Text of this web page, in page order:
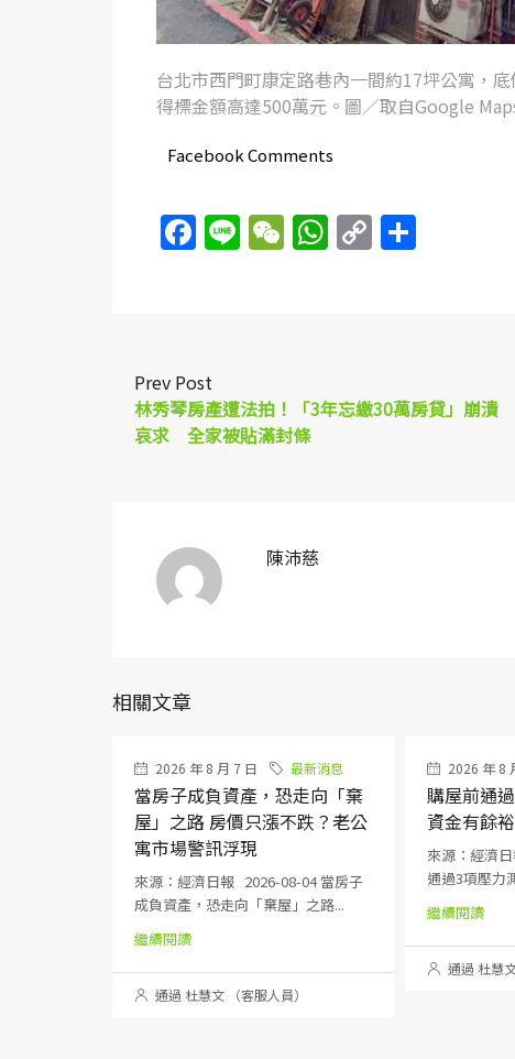
台北市西門町康定路巷內一間約17坪公寓，
得標金額高達500萬元。圖／取自Google
Facebook Comments
Facebook
LineWeChat
WhatsApp
Copy
Link
Prev Post
林秀琴房產遭法拍！「3年忘繳30萬房貸」崩潰
哀求 全家被貼滿封條
陳沛慈
相關文章
2026 年 8 月 7 日 最新消息
當房子成負資產，恐走向「棄
屋」之路 房價只漲不跌？老公
寓市場警訊浮現
來源：經濟日報 2026-08-04 當房子
成負資產，恐走向「棄屋」之路...
繼續閱讀
通過 杜慧文 （客服人員）
2026 年 8
購屋前通
資金有餘裕
來源：經濟
通過3項壓力
繼續閱讀
通過 杜慧